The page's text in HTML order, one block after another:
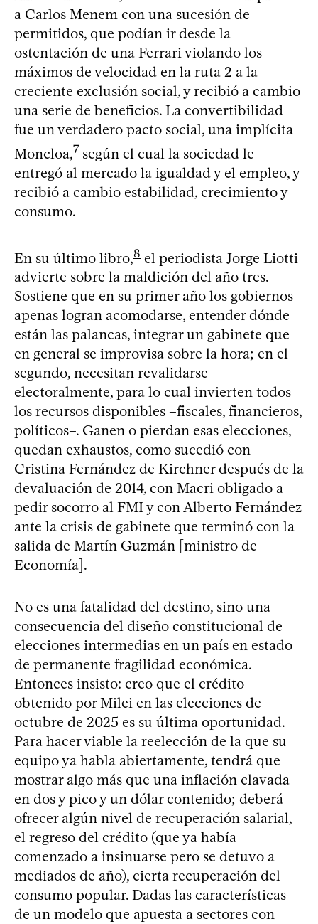
a Carlos Menem con una sucesión de
permitidos, que podían ir desde la
ostentación de una Ferrari violando los
máximos de velocidad en la ruta 2 a la
creciente exclusión social, y recibió a cambio
una serie de beneficios. La convertibilidad
fue un verdadero pacto social, una implícita
Moncloa,7 según el cual la sociedad le
entregó al mercado la igualdad y el empleo, y
recibió a cambio estabilidad, crecimiento y
consumo.
En su último libro,8 el periodista Jorge Liotti
advierte sobre la maldición del año tres.
Sostiene que en su primer año los gobiernos
apenas logran acomodarse, entender dónde
están las palancas, integrar un gabinete que
en general se improvisa sobre la hora; en el
segundo, necesitan revalidarse
electoralmente, para lo cual invierten todos
los recursos disponibles –fiscales, financieros,
políticos–. Ganen o pierdan esas elecciones,
quedan exhaustos, como sucedió con
Cristina Fernández de Kirchner después de la
devaluación de 2014, con Macri obligado a
pedir socorro al FMI y con Alberto Fernández
ante la crisis de gabinete que terminó con la
salida de Martín Guzmán [ministro de
Economía].
No es una fatalidad del destino, sino una
consecuencia del diseño constitucional de
elecciones intermedias en un país en estado
de permanente fragilidad económica.
Entonces insisto: creo que el crédito
obtenido por Milei en las elecciones de
octubre de 2025 es su última oportunidad.
Para hacer viable la reelección de la que su
equipo ya habla abiertamente, tendrá que
mostrar algo más que una inflación clavada
en dos y pico y un dólar contenido; deberá
ofrecer algún nivel de recuperación salarial,
el regreso del crédito (que ya había
comenzado a insinuarse pero se detuvo a
mediados de año), cierta recuperación del
consumo popular. Dadas las características
de un modelo que apuesta a sectores con